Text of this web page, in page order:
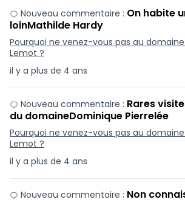
il y a plus de 4 ans
Nouveau commentaire : On habite
loinMathilde Hardy
Pourquoi ne venez-vous pas au
Lemot ?
il y a plus de 4 ans
Nouveau commentaire : Rares
du domaineDominique Pierrelée
Pourquoi ne venez-vous pas au
Lemot ?
Nouveau commentaire : Non